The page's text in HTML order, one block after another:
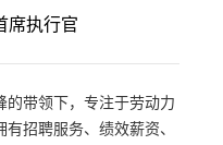
席执行官
的带领下，专注于劳动力
招聘服务、绩效薪资、